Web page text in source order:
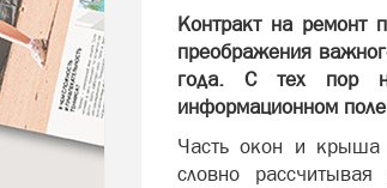
Контракт на
преображения
года. С тех пор
информационном
Часть окон и крыша
словно